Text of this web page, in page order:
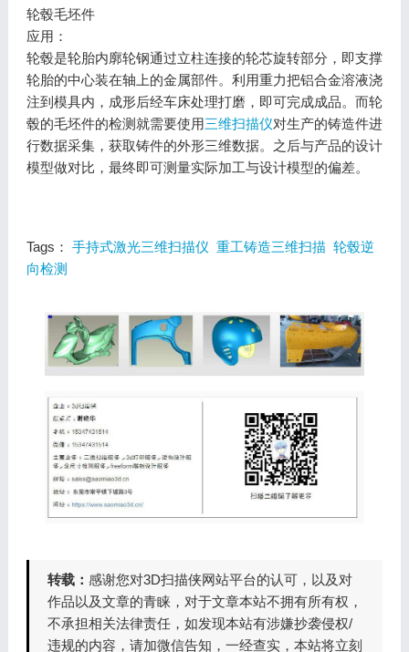
轮毂毛坯件
应用：
轮毂是轮胎内廓轮钢通过立柱连接的轮芯旋转部分，即支撑
轮胎的中心装在轴上的金属部件。利用重力把铝合金溶液浇
注到模具内，成形后经车床处理打磨，即可完成成品。而轮
毂的毛坯件的检测就需要使用三维扫描仪对生产的铸造件进
行数据采集，获取铸件的外形三维数据。之后与产品的设计
模型做对比，最终即可测量实际加工与设计模型的偏差。
Tags： 手持式激光三维扫描仪 重工铸造三维扫描 轮毂逆
向检测
转载： 感谢您对3D扫描侠网站平台的认可，以及对
作品以及文章的青睐，对于文章本站不拥有所有权，
不承担相关法律责任，如发现本站有涉嫌抄袭侵权/
违规的内容，请加微信告知，一经查实，本站将立刻